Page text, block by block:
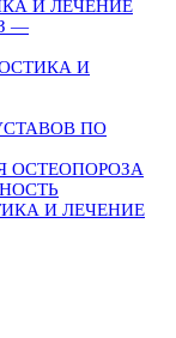
И ЛЕЧЕНИЕ
—
И
ПО
ОСТЕОПОРОЗА
И ЛЕЧЕНИЕ